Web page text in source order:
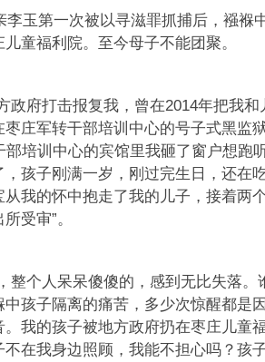
李玉第一次被以寻滋罪抓捕后，襁褓
童福利院。至今母子不能团聚。
政府打击报复我，曾在2014年把我
庄军转干部培训中心的号子式黑监
部培训中心的宾馆里我砸了窗户想跑
孩子刚满一岁，刚过完生日，还在
从我的怀中抱走了我的儿子，接着两
受审”。
整个人呆呆傻傻的，感到无比失落。
孩子隔离的痛苦，多少次惊醒都是
我的孩子被地方政府扔在枣庄儿童
在我身边照顾，我能不担心吗？孩